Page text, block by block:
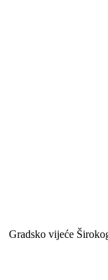
Gradsko vijeće